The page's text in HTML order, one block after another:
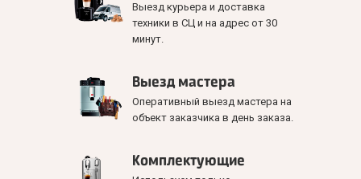
Выезд курьера и доставка
техники в СЦ и на адрес от 30
минут.
Выезд мастера
Оперативный выезд мастера на
объект заказчика в день заказа.
Комплектующие